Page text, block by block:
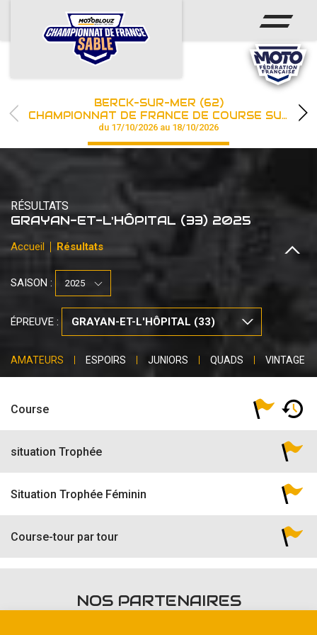
ACCUEIL
ACTUS
CHAMPIONNAT
RÉSULTATS
PARTENAIRES
les engagements
BERCK-SUR-MER (62)
CHAMPIONNAT DE FRANCE DE COURSE SUR SABLE
du 17/10/2026 au 18/10/2026
RÉSULTATS
GRAYAN-ET-L'HÔPITAL (33) 2025
Accueil Résultats
SAISON :
ÉPREUVE :
AMATEURS ESPOIRS JUNIORS QUADS VINTAGE
Course
situation Trophée
Situation Trophée Féminin
Course-tour par tour
NOS PARTENAIRES